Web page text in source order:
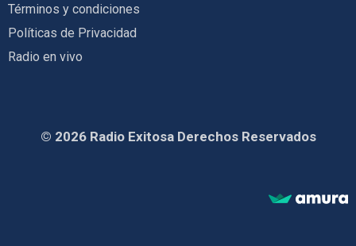
Términos y condiciones
Políticas de Privacidad
Radio en vivo
© 2026 Radio Exitosa Derechos Reservados